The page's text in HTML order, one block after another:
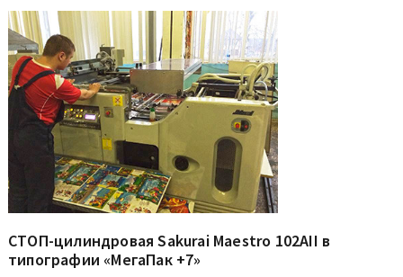
СТОП-цилиндровая Sakurai Maestro 102AII в
типографии «МегаПак +7»